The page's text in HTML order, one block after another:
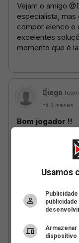
Usamos
Armazenar
dispositivo